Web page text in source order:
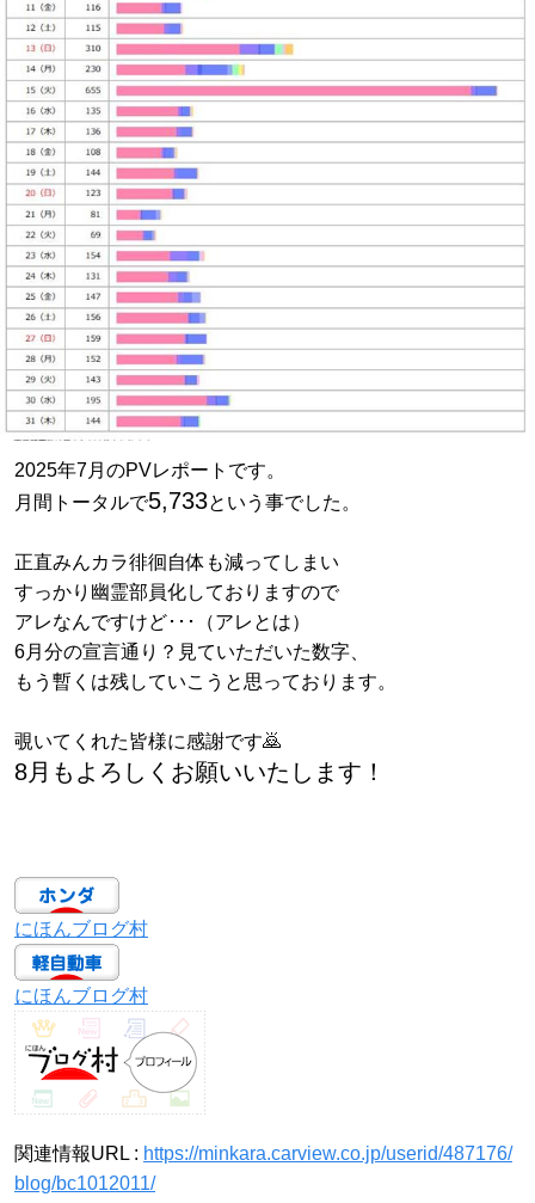
2025年7月のPVレポートです。
月間トータルで5,733という事でした。
正直みんカラ徘徊自体も減ってしまい
すっかり幽霊部員化しておりますので
アレなんですけど･･･（アレとは）
6月分の宣言通り？見ていただいた数字、
もう暫くは残していこうと思っております。
覗いてくれた皆様に感謝です🙇
8月もよろしくお願いいたします！
にほんブログ村
にほんブログ村
関連情報URL : https://minkara.carview.co.jp/userid/487176/
blog/bc1012011/